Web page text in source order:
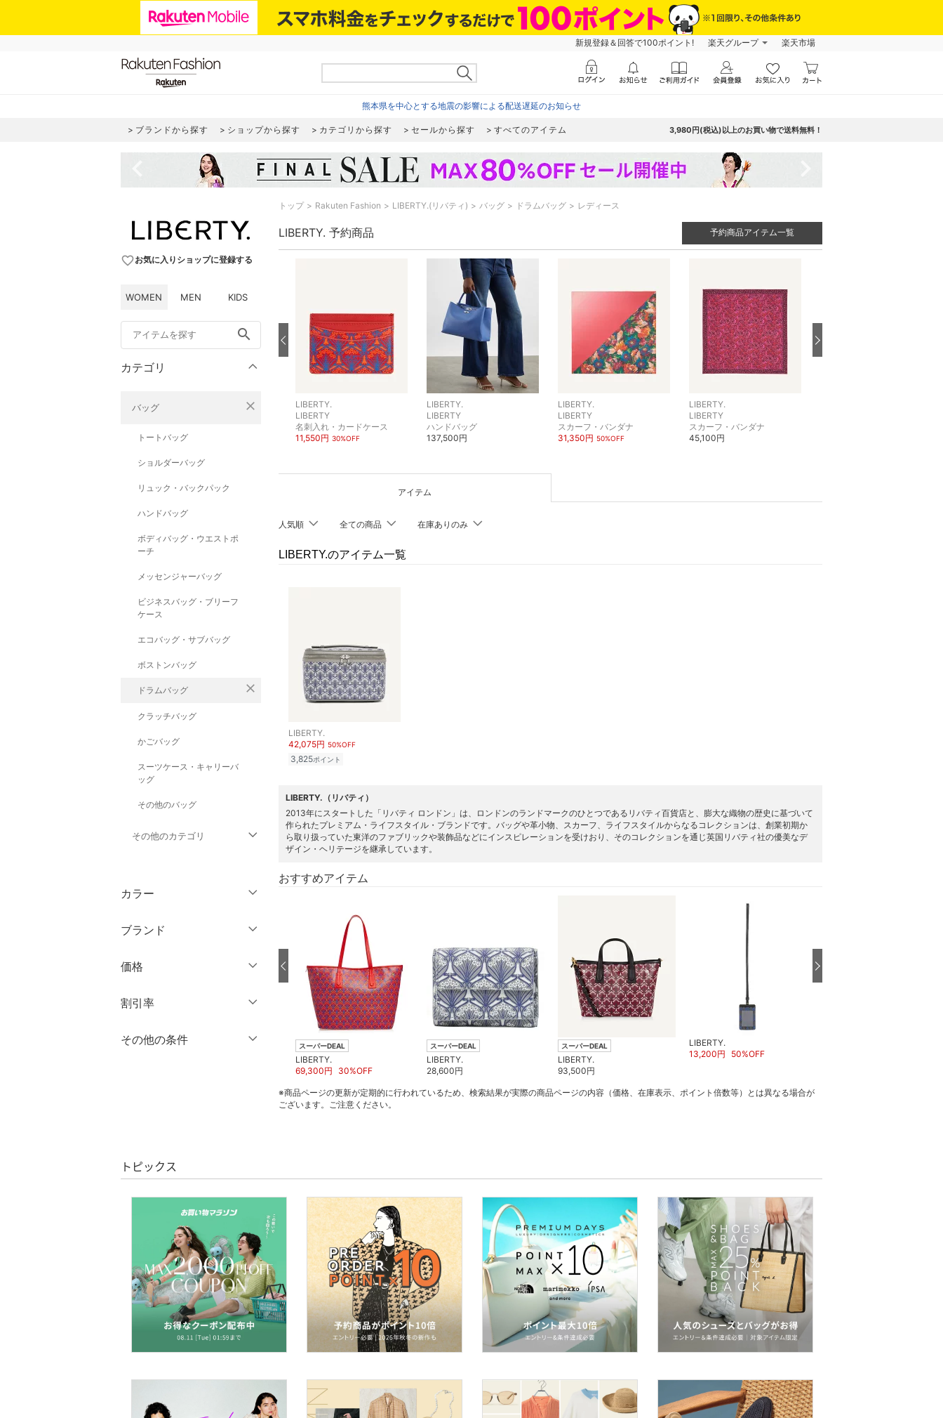
新規登録＆回答で100ポイント! 楽天グループ 楽天市場
熊本県を中心とする地震の影響による配送遅延のお知らせ
ブランドから探す ショップから探す カテゴリから探す セールから探す すべてのアイテム 3,980円(税込)以上のお買い物で送料無料！
favorite_borderお気に入りショップに登録する
WOMEN MEN KIDS
search
カテゴリ
バッグ close
トートバッグ
ショルダーバッグ
リュック・バックパック
ハンドバッグ
ボディバッグ・ウエストポ
ーチ
メッセンジャーバッグ
ビジネスバッグ・ブリーフ
ケース
エコバッグ・サブバッグ
ボストンバッグ
ドラムバッグ close
クラッチバッグ
かごバッグ
スーツケース・キャリーバ
ッグ
その他のバッグ
その他のカテゴリ
ジャケット・アウター
パンツ
ワンピース・ドレス
スカート
オールインワン・オーバ
ーオール
ファッション雑貨
アクセサリー・腕時計
財布・ポーチ・ケース
帽子
ヘアアクセサリー
カラー
クリア
ブランド
価格
絞り込み
割引率
％OFF～ ％OFF
その他の条件
トップ Rakuten Fashion LIBERTY.(リバティ) バッグ ドラムバッグ レディース
LIBERTY. 予約商品 予約商品アイテム一覧
36,300円
LIBERTY.
LIBERTY
名刺入れ・カードケース
11,550円 30%OFF
LIBERTY.
LIBERTY
ハンドバッグ
137,500円
LIBERTY.
LIBERTY
スカーフ・バンダナ
31,350円 50%OFF
LIBERTY.
LIBERTY
スカーフ・バンダナ
45,100円
アイテム
人気順 全ての商品 在庫ありのみ
LIBERTY.のアイテム一覧
LIBERTY.
42,075円 50%OFF
3,825ポイント
LIBERTY.（リバティ）
2013年にスタートした「リバティ ロンドン」は、ロンドンのランドマークのひとつであるリバティ百貨店と、膨大な織物の歴史に基づいて
作られたプレミアム・ライフスタイル・ブランドです。バッグや革小物、スカーフ、ライフスタイルからなるコレクションは、創業初期か
ら取り扱っていた東洋のファブリックや装飾品などにインスピレーションを受けおり、そのコレクションを通じ英国リバティ社の優美なデ
ザイン・ヘリテージを継承しています。
おすすめアイテム
LIBERTY.
スーパーDEAL
LIBERTY.
69,300円 30%OFF
スーパーDEAL
LIBERTY.
28,600円
スーパーDEAL
LIBERTY.
93,500円
LIBERTY.
13,200円 50%OFF
※商品ページの更新が定期的に行われているため、検索結果が実際の商品ページの内容（価格、在庫表示、ポイント倍数等）とは異なる場合が
ございます。ご注意ください。
トピックス